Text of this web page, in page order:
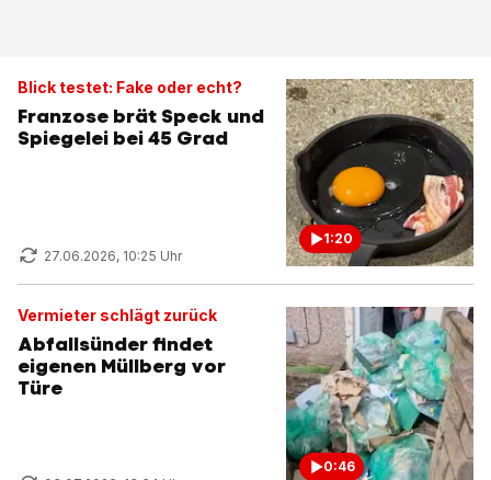
Blick testet: Fake oder echt?
Franzose brät Speck und
Spiegelei bei 45 Grad
27.06.2026, 10:25 Uhr
1:20
Vermieter schlägt zurück
Abfallsünder findet
eigenen Müllberg vor
Türe
0:46